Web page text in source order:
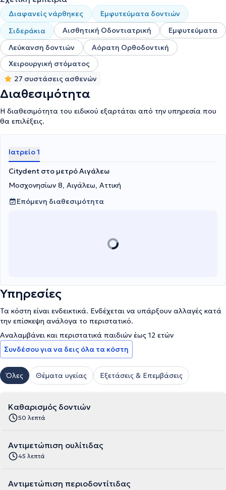
στο πλευρό των ασθενών και σχεδιάζει μαζί με τον ασθενή τις
λύσεις που ανταποκρίνονται στις ανάγκες του δικού του
χαμόγελου. Η άρτια κατάρτιση, η πείρα και η εξειδίκευση, με την
υποστήριξη του τεχνολογικού εξοπλισμού της κλινικής,
διασφαλίζουν ότι όλα τα οδοντιατρικά περιστατικά, από τα πιο
απλά μέχρι και τα πιο περίπλοκα, αντιμετωπίζονται με ποιότητα,
ασφάλεια και με τη μεγαλύτερη δυνατή άνεση για τον ασθενή. Η
ομάδα της Citydent ακολουθεί τις εξελίξεις με συμμετοχή σε
συνέδρια και επιμορφωτικά σεμινάρια σε Ελλάδα και εξωτερικό.
Διαθέτει την τεχνογνωσία για την εφαρμογή των πιο σύγχρονων
διαθέσιμων μεθόδων της οδοντιατρικής επιστήμης και την
υιοθέτηση των νέων τεχνολογιών που διασφαλίζουν μια
ολοκληρωμένη εμπειρία οδοντιατρικής φροντίδας.
Διαφανείς νάρθηκες
Εμφυτεύματα δοντιών
Σιδεράκια
Αισθητική Οδοντιατρική
Εμφυτεύματα
Λεύκανση δοντιών
Αόρατη Ορθοδοντική
Χειρουργική στόματος
27 συστάσεις ασθενών
Διαθεσιμότητα
Η διαθεσιμότητα του ειδικού εξαρτάται από την υπηρεσία που
θα επιλέξεις.
Ιατρείο 1
Citydent στο μετρό Αιγάλεω
Μοσχονησίων 8, Αιγάλεω, Αττική
Επόμενη διαθεσιμότητα
Υπηρεσίες
Τα κόστη είναι ενδεικτικά. Ενδέχεται να υπάρξουν αλλαγές κατά
την επίσκεψη ανάλογα το περιστατικό.
Αναλαμβάνει και περιστατικά παιδιών έως 12 ετών
Συνδέσου για να δεις όλα τα κόστη
Όλες Θέματα υγείας Εξετάσεις & Επεμβάσεις
Καθαρισμός δοντιών
50 λεπτά
Αντιμετώπιση ουλίτιδας
45 λεπτά
Αντιμετώπιση περιοδοντίτιδας